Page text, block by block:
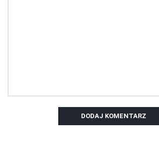
DODAJ KOMENTARZ